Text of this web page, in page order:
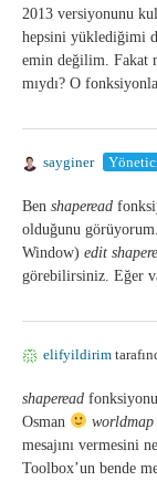
2013 versiyonunu
hepsini yüklediğimi
emin değilim. Fakat
mıydı? O
sayginer
Ben shaperead
olduğunu
Window) edit
görebilirsiniz. Eğer
elifyildirim
shaperead
Osman
worldmap
mesajını vermesini
Toolbox’un bende